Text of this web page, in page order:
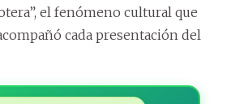
el fenómeno cultural que
cada presentación del